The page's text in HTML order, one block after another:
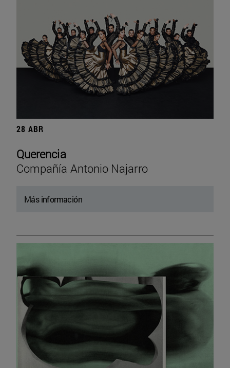
28 ABR
Querencia
Compañía Antonio Najarro
Más información